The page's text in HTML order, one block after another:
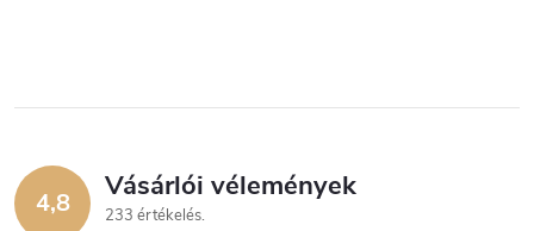
4,8 Vásárlói vélemények
233 értékelés